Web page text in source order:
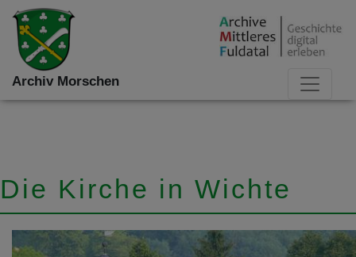
Archiv Morschen
Die Kirche in Wichte